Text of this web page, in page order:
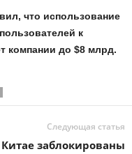
что использование
к
компании до $8 млрд.
Следующая статья
заблокированы